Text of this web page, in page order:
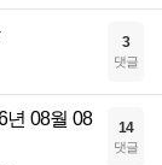
3
댓글
년 08월 08
14
댓글